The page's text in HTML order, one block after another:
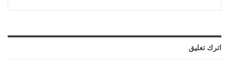
اترك تعليق